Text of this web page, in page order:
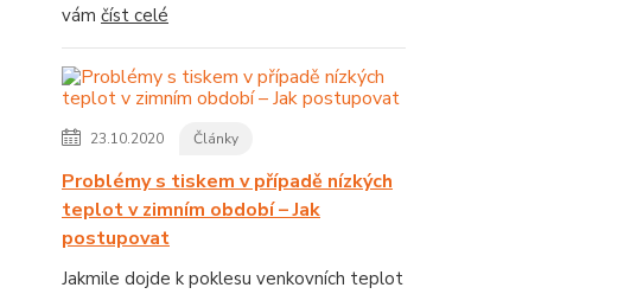
vám číst celé
23.10.2020 Články
Problémy s tiskem v případě nízkých
teplot v zimním období – Jak
postupovat
Jakmile dojde k poklesu venkovních teplot